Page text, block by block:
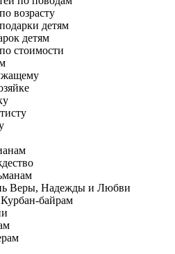
возрасту
детям
детям
стоимости
Веры, Надежды и Любви
байрам